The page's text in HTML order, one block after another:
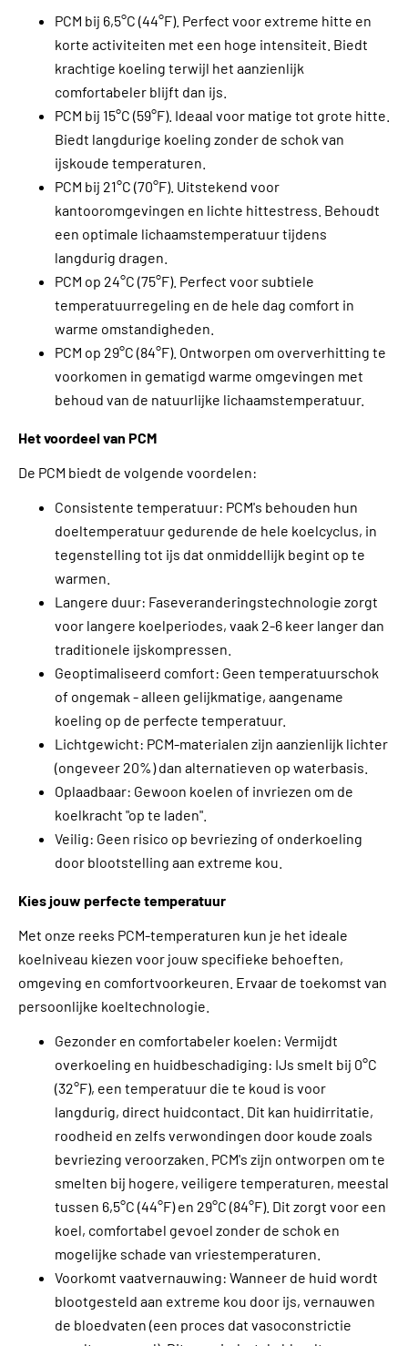
PCM bij 6,5°C (44°F). Perfect voor extreme hitte en
korte activiteiten met een hoge intensiteit. Biedt
krachtige koeling terwijl het aanzienlijk
comfortabeler blijft dan ijs.
PCM bij 15°C (59°F). Ideaal voor matige tot grote hitte.
Biedt langdurige koeling zonder de schok van
ijskoude temperaturen.
PCM bij 21°C (70°F). Uitstekend voor
kantooromgevingen en lichte hittestress. Behoudt
een optimale lichaamstemperatuur tijdens
langdurig dragen.
PCM op 24°C (75°F). Perfect voor subtiele
temperatuurregeling en de hele dag comfort in
warme omstandigheden.
PCM op 29°C (84°F). Ontworpen om oververhitting te
voorkomen in gematigd warme omgevingen met
behoud van de natuurlijke lichaamstemperatuur.
Het voordeel van PCM
De PCM biedt de volgende voordelen:
Consistente temperatuur: PCM's behouden hun
doeltemperatuur gedurende de hele koelcyclus, in
tegenstelling tot ijs dat onmiddellijk begint op te
warmen.
Langere duur: Faseveranderingstechnologie zorgt
voor langere koelperiodes, vaak 2-6 keer langer dan
traditionele ijskompressen.
Geoptimaliseerd comfort: Geen temperatuurschok
of ongemak - alleen gelijkmatige, aangename
koeling op de perfecte temperatuur.
Lichtgewicht: PCM-materialen zijn aanzienlijk lichter
(ongeveer 20%) dan alternatieven op waterbasis.
Oplaadbaar: Gewoon koelen of invriezen om de
koelkracht "op te laden".
Veilig: Geen risico op bevriezing of onderkoeling
door blootstelling aan extreme kou.
Kies jouw perfecte temperatuur
Met onze reeks PCM-temperaturen kun je het ideale
koelniveau kiezen voor jouw specifieke behoeften,
omgeving en comfortvoorkeuren. Ervaar de toekomst van
persoonlijke koeltechnologie.
Gezonder en comfortabeler koelen: Vermijdt
overkoeling en huidbeschadiging: IJs smelt bij 0°C
(32°F), een temperatuur die te koud is voor
langdurig, direct huidcontact. Dit kan huidirritatie,
roodheid en zelfs verwondingen door koude zoals
bevriezing veroorzaken. PCM's zijn ontworpen om te
smelten bij hogere, veiligere temperaturen, meestal
tussen 6,5°C (44°F) en 29°C (84°F). Dit zorgt voor een
koel, comfortabel gevoel zonder de schok en
mogelijke schade van vriestemperaturen.
Voorkomt vaatvernauwing: Wanneer de huid wordt
blootgesteld aan extreme kou door ijs, vernauwen
de bloedvaten (een proces dat vasoconstrictie